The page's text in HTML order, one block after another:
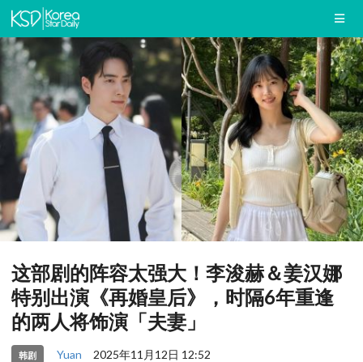
这部剧的阵容太强大！李浚赫＆姜汉娜
特别出演《再婚皇后》，时隔6年重逢
的两人将饰演「夫妻」
韩剧 Yuan 2025年11月12日 12:52